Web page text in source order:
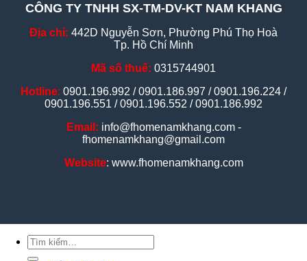
CÔNG TY TNHH SX-TM-DV-KT NAM KHANG
Địa chỉ: 442D Nguyễn Sơn, Phường Phú Thọ Hoà
Tp. Hồ Chí Minh
Mã số thuế: 0315744901
Hotline: 0901.196.992 / 0901.186.997 / 0901.196.224 /
0901.196.551 / 0901.196.552 / 0901.186.992
Email: info@fhomenamkhang.com -
fhomenamkhang@gmail.com
Website: www.fhomenamkhang.com
Tìm
kiếm: